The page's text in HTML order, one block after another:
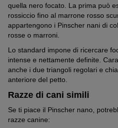
quella nero focato. La prima può
rossiccio fino al marrone rosso
appartengono i Pinscher nani di
rosse o marroni.
Lo standard impone di ricercare
intense e nettamente definite.
anche i due triangoli regolari e
anteriore del petto.
Razze di cani simili
Se ti piace il Pinscher nano,
razze canine: